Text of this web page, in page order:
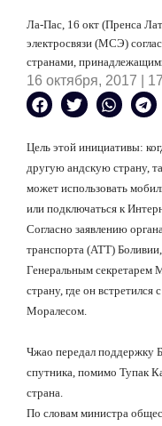
Ла-Пас, 16 окт (Пренса
электросвязи (МСЭ)
странами,
16 октября, 2017 |
Цель этой инициативы:
другую андскую страну,
может использовать
или подключаться к
Согласно заявлению
транспорта (ATT)
Генеральным секретарем
страну, где он встретился
Моралесом.
Чжао передал поддержку
спутника, помимо Тупак
страна.
По словам министра